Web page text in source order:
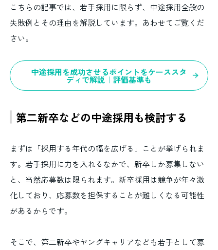
こちらの記事では、若手採用に限らず、中途採用全般の
失敗例とその理由を解説しています。あわせてご覧くだ
さい。
中途採用を成功させるポイントをケーススタ
ディで解説｜評価基準も
第二新卒などの中途採用も検討する
まずは「採用する年代の幅を広げる」ことが挙げられま
す。若手採用に力を入れるなかで、新卒しか募集しない
と、当然応募数は限られます。新卒採用は競争が年々激
化しており、応募数を担保することが難しくなる可能性
があるからです。
そこで、第二新卒やヤングキャリアなども若手として募